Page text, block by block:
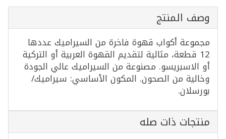
وصف المنتج
مجموعة أكواب قهوة فاخرة من السيراميك عددها
12 قطعة، مثالية لتقديم القهوة العربية أو التركية
أو الاسبريسو. مصنوعة من السيراميك عالي الجودة
وخالية من الصحون. المكون الأساسي: سيراميك/
بورسلان.
منتجات ذات صله